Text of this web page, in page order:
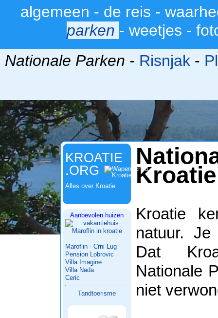
algemeen - de reis -
parken - weetjes -
Nationale Parken - Risnjak -
KROATIE
.ORG
Alles over Kroatie
Aanbevolen huizen
Maroflin - Crni Lug
Pension Lobrovic
Villa Imagine
Villa Nada
Ceric
Tandtoerisme
Kroatie
Kroatie
natuur.
Dat
Nationale
niet